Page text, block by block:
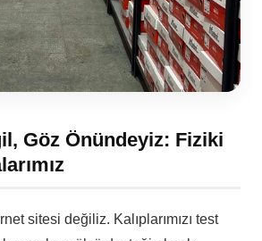
Göz Önündeyiz: Fiziki
sitesi değiliz. Kalıplarımızı test